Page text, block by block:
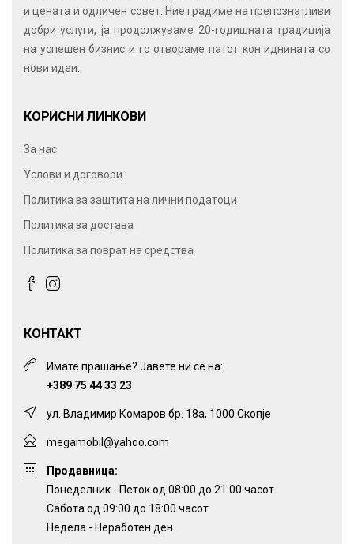
и цената и одличен совет. Ние градиме на препознатливи
добри услуги, ја продолжуваме 20-годишната традиција
на успешен бизнис и го отвораме патот кон иднината со
нови идеи.
КОРИСНИ ЛИНКОВИ
За нас
Услови и договори
Политика за заштита на лични податоци
Политика за достава
Политика за поврат на средства
КОНТАКТ
Имате прашање? Јавете ни се на:
+389 75 44 33 23
ул. Владимир Комаров бр. 18а, 1000 Скопје
megamobil@yahoo.com
Продавница:
Понеделник - Петок од 08:00 до 21:00 часот
Сабота од 09:00 до 18:00 часот
Недела - Неработен ден